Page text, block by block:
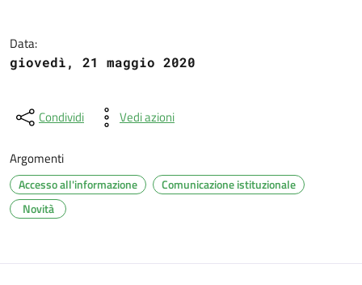
Data:
giovedì, 21 maggio 2020
Condividi Vedi azioni
Argomenti
Accesso all'informazione
Comunicazione istituzionale
Novità